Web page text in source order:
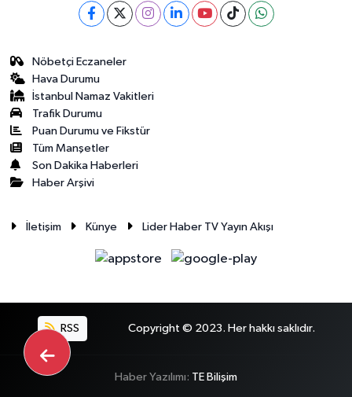
Nöbetçi Eczaneler
Hava Durumu
İstanbul Namaz Vakitleri
Trafik Durumu
Puan Durumu ve Fikstür
Tüm Manşetler
Son Dakika Haberleri
Haber Arşivi
İletişim Künye Lider Haber TV Yayın Akışı
RSS Copyright © 2023. Her hakkı saklıdır.
Haber Yazılımı: TE Bilişim